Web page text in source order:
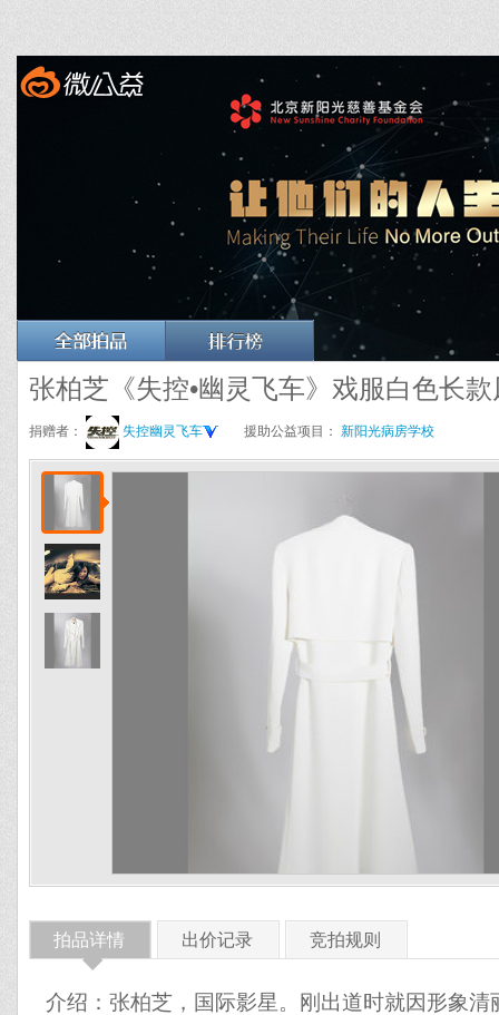
张柏芝《失控•幽灵飞车》戏服白色长
捐赠者： 失控幽灵飞车 援助公益项目： 新阳光病房学校
拍品详情
◆
出价记录 竞拍规则
介绍：张柏芝，国际影星。刚出道时就因形象清